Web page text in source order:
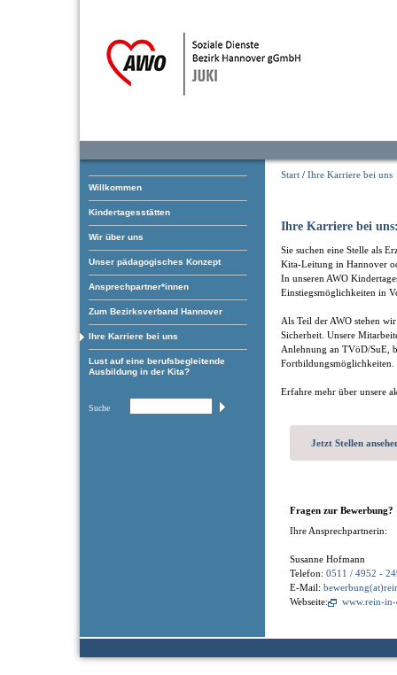
Willkommen
Kindertagesstätten
Wir über uns
Unser pädagogisches Konzept
Ansprechpartner*innen
Zum Bezirksverband Hannover
Ihre Karriere bei uns
Lust auf eine berufsbegleitende
Ausbildung in der Kita?
Suche
Start / Ihre Karriere bei uns
Ihre Karriere bei
Sie suchen eine Stelle als
Kita-Leitung in Hannover
In unseren AWO
Einstiegsmöglichkeiten in
Als Teil der AWO stehen
Sicherheit. Unsere
Anlehnung an TVöD/SuE,
Fortbildungsmöglichkeiten.
Erfahre mehr über unsere
Jetzt Stellen
Fragen zur Bewerbung?
Ihre Ansprechpartnerin:
Susanne Hofmann
Telefon: 0511 / 4952 -
E-Mail:
Webseite:
www.rein-